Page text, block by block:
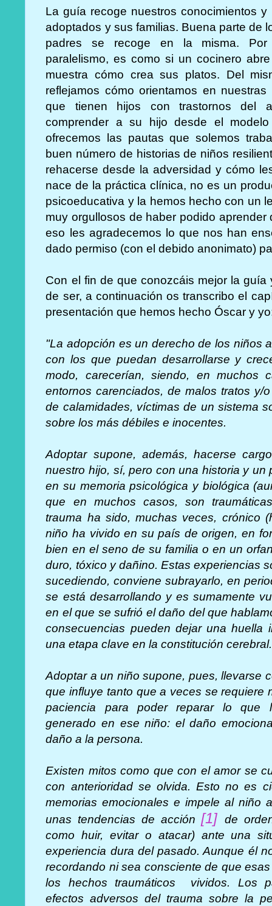
La guía recoge nuestros conocimientos
adoptados y sus familias. Buena parte de
padres se recoge en la misma. Por
paralelismo, es como si un cocinero
muestra cómo crea sus platos. Del
reflejamos cómo orientamos en
que tienen hijos con trastornos del
comprender a su hijo desde el
ofrecemos las pautas que solemos
buen número de historias de niños
rehacerse desde la adversidad y cómo
nace de la práctica clínica, no es un
psicoeducativa y la hemos hecho con un
muy orgullosos de haber podido
eso les agradecemos lo que nos han
dado permiso (con el debido anonimato)
Con el fin de que conozcáis mejor la
de ser, a continuación os transcribo el
presentación que hemos hecho Óscar y
"La adopción es un derecho de los niños
con los que puedan desarrollarse y
modo, carecerían, siendo, en muchos
entornos carenciados, de malos tratos y/
de calamidades, víctimas de un sistema
sobre los más débiles e inocentes.
Adoptar supone, además, hacerse
nuestro hijo, sí, pero con una historia y
en su memoria psicológica y biológica
que en muchos casos, son
trauma ha sido, muchas veces, crónico
niño ha vivido en su país de origen, en
bien en el seno de su familia o en un
duro, tóxico y dañino. Estas experiencias
sucediendo, conviene subrayarlo, en
se está desarrollando y es sumamente
en el que se sufrió el daño del que
consecuencias pueden dejar una huella
una etapa clave en la constitución cerebral.
Adoptar a un niño supone, pues, llevarse
que influye tanto que a veces se requiere
paciencia para poder reparar lo que
generado en ese niño: el daño
daño a la persona.
Existen mitos como que con el amor se
con anterioridad se olvida. Esto no es
memorias emocionales e impele al niño
unas tendencias de acción[1] de
como huir, evitar o atacar) ante una
experiencia dura del pasado. Aunque él
recordando ni sea consciente de que
los hechos traumáticos vividos. Los
efectos adversos del trauma sobre la